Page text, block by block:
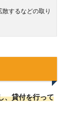
するなどの取り
、貸付を行って